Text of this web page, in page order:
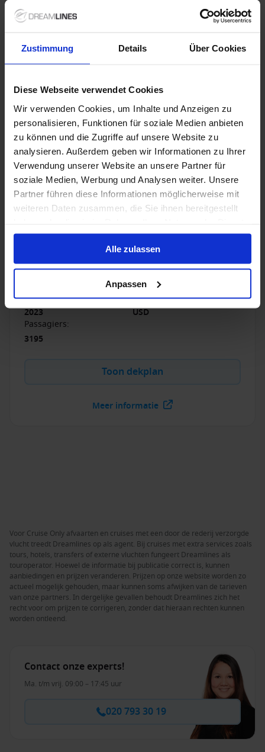
Zustimmung Details Über Cookies
Diese Webseite verwendet Cookies
Wir verwenden Cookies, um Inhalte und Anzeigen zu
personalisieren, Funktionen für soziale Medien anbieten
zu können und die Zugriffe auf unsere Website zu
analysieren. Außerdem geben wir Informationen zu Ihrer
Verwendung unserer Website an unsere Partner für
soziale Medien, Werbung und Analysen weiter. Unsere
Partner führen diese Informationen möglicherweise mit
weiteren Daten zusammen, die Sie ihnen bereitgestellt
gesammelt haben.
Alle zulassen
Anpassen
Met Freestyle Dining geniet je van ultieme vrijheid
tijdens je cruise. Je bepaalt zelf waar, wanneer en met
wie je dineert, zonder vaste dinertijden of
toegewezen tafel. Kies uit een uitgebreid aanbod aan
restaurants en geniet iedere avond van een nieuwe
culinaire ervaring, helemaal op jouw eigen tempo.
1 / 21
Norwegian Viva
Cruise naar de Caribbean of the Middellandse Zee
Klasse.
Bouwjaar:
2023
Munteenheid:
USD
Passagiers:
3195
Toon dekplan
Meer informatie
Voor Cruise Only afvaarten en cruises met een door de rederij verzorgde
vlucht treedt Dreamlines op als agent. Bij cruises met extra services zoals
tours, hotels, transfers of externe vluchten fungeert Dreamlines als
touroperator. Hoewel de informatie bij publicatie correct is, kunnen
aanbiedingen en prijzen veranderen. Prijzen op onze website worden zo
actueel mogelijk gehouden, maar kunnen soms afwijken van de tarieven
van onze partners. In dergelijke gevallen behoudt Dreamlines zich het
recht voor om prijzen te corrigeren, zonder dat hieraan rechten kunnen
worden ontleend.
Contact onze experts!
Ma. t/m vrij. 09:00 – 17:45 uur
020 793 30 19